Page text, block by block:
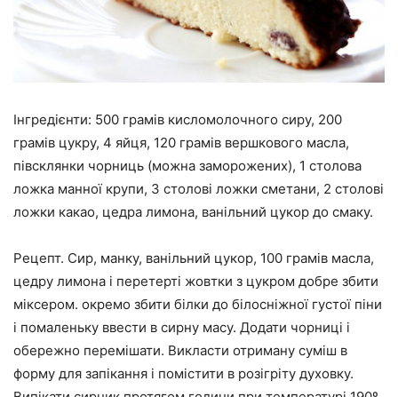
Інгредієнти: 500 грамів кисломолочного сиру, 200
грамів цукру, 4 яйця, 120 грамів вершкового масла,
півсклянки чорниць (можна заморожених), 1 столова
ложка манної крупи, 3 столові ложки сметани, 2 столові
ложки какао, цедра лимона, ванільний цукор до смаку.
Рецепт. Сир, манку, ванільний цукор, 100 грамів масла,
цедру лимона і перетерті жовтки з цукром добре збити
міксером. окремо збити білки до білосніжної густої піни
і помаленьку ввести в сирну масу. Додати чорниці і
обережно перемішати. Викласти отриману суміш в
форму для запікання і помістити в розігріту духовку.